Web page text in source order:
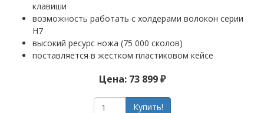
клавиши
возможность работать с холдерами волокон серии
H7
высокий ресурс ножа (75 000 сколов)
поставляется в жестком пластиковом кейсе
Цена: 73 899 ₽
Купить!